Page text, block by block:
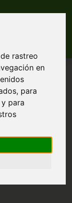
rastreo
en
para
para